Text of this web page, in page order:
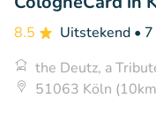
8.5 Uitstekend •
the Deutz, a
51063 Köln